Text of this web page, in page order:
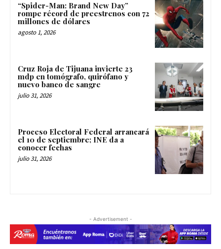
“Spider-Man: Brand New Day”
rompe récord de preestrenos con 72
millones de dólares
agosto 1, 2026
Cruz Roja de Tijuana invierte 23
mdp en tomógrafo, quirófano y
nuevo banco de sangre
julio 31, 2026
Proceso Electoral Federal arrancará
el 10 de septiembre; INE da a
conocer fechas
julio 31, 2026
- Advertisement -